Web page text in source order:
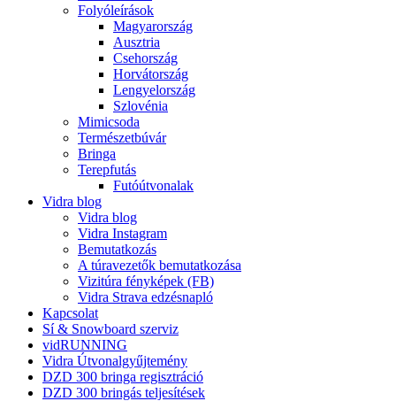
Folyóleírások
Magyarország
Ausztria
Csehország
Horvátország
Lengyelország
Szlovénia
Mimicsoda
Természetbúvár
Bringa
Terepfutás
Futóútvonalak
Vidra blog
Vidra blog
Vidra Instagram
Bemutatkozás
A túravezetők bemutatkozása
Vizitúra fényképek (FB)
Vidra Strava edzésnapló
Kapcsolat
Sí & Snowboard szerviz
vidRUNNING
Vidra Útvonalgyűjtemény
DZD 300 bringa regisztráció
DZD 300 bringás teljesítések